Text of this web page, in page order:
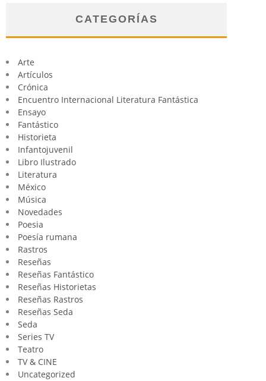
CATEGORÍAS
Arte
Artículos
Crónica
Encuentro Internacional Literatura Fantástica
Ensayo
Fantástico
Historieta
Infantojuvenil
Libro Ilustrado
Literatura
México
Música
Novedades
Poesia
Poesía rumana
Rastros
Reseñas
Reseñas Fantástico
Reseñas Historietas
Reseñas Rastros
Reseñas Seda
Seda
Series TV
Teatro
TV & CINE
Uncategorized